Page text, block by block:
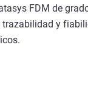
FDM de
trazabilidad y